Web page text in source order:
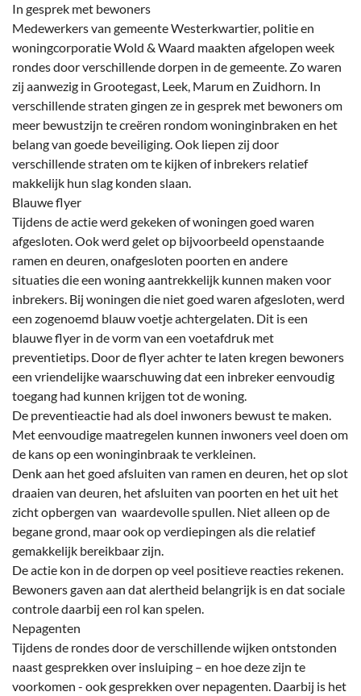
In gesprek met bewoners
Medewerkers van gemeente Westerkwartier, politie en
woningcorporatie Wold & Waard maakten afgelopen week
rondes door verschillende dorpen in de gemeente. Zo waren
zij aanwezig in Grootegast, Leek, Marum en Zuidhorn. In
verschillende straten gingen ze in gesprek met bewoners om
meer bewustzijn te creëren rondom woninginbraken en het
belang van goede beveiliging. Ook liepen zij door
verschillende straten om te kijken of inbrekers relatief
makkelijk hun slag konden slaan.
Blauwe flyer
Tijdens de actie werd gekeken of woningen goed waren
afgesloten. Ook werd gelet op bijvoorbeeld openstaande
ramen en deuren, onafgesloten poorten en andere
situaties die een woning aantrekkelijk kunnen maken voor
inbrekers. Bij woningen die niet goed waren afgesloten, werd
een zogenoemd blauw voetje achtergelaten. Dit is een
blauwe flyer in de vorm van een voetafdruk met
preventietips. Door de flyer achter te laten kregen bewoners
een vriendelijke waarschuwing dat een inbreker eenvoudig
toegang had kunnen krijgen tot de woning.
De preventieactie had als doel inwoners bewust te maken.
Met eenvoudige maatregelen kunnen inwoners veel doen om
de kans op een woninginbraak te verkleinen.
Denk aan het goed afsluiten van ramen en deuren, het op slot
draaien van deuren, het afsluiten van poorten en het uit het
zicht opbergen van waardevolle spullen. Niet alleen op de
begane grond, maar ook op verdiepingen als die relatief
gemakkelijk bereikbaar zijn.
De actie kon in de dorpen op veel positieve reacties rekenen.
Bewoners gaven aan dat alertheid belangrijk is en dat sociale
controle daarbij een rol kan spelen.
Nepagenten
Tijdens de rondes door de verschillende wijken ontstonden
naast gesprekken over insluiping – en hoe deze zijn te
voorkomen - ook gesprekken over nepagenten. Daarbij is het